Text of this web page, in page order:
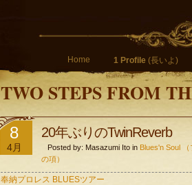
Home 1 Profile (長いよ)
TWO STEPS FROM
8
4月
20年ぶりのTwinReverb
Posted by: Masazumi Ito in Blues'n Soul
の項）
奉納プロレス BLUESツアー